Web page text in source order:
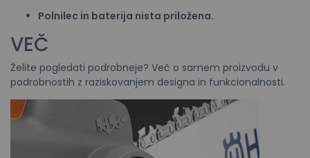
Polnilec in baterija nista priložena.
VEČ
Želite pogledati podrobneje? Več o samem proizvodu v
podrobnostih z raziskovanjem designa in funkcionalnosti.